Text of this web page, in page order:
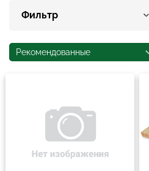
Фильтр
Рекомендованные